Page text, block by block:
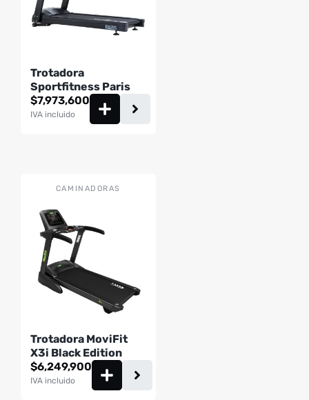
Trotadora
Sportfitness Paris
$7,973,600
IVA incluido
CAMINADORAS
Trotadora MoviFit
X3i Black Edition
$6,249,900
IVA incluido